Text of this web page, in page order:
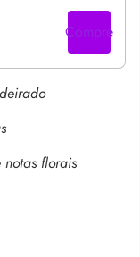
Compre
florais